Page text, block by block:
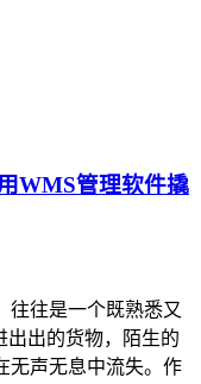
WMS管理软件撬
往往是一个既熟悉又
出出的货物，陌生的
无声无息中流失。作